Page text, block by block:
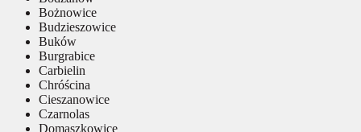
Bożnowice
Budzieszowice
Buków
Burgrabice
Carbielin
Chróścina
Cieszanowice
Czarnolas
Domaszkowice